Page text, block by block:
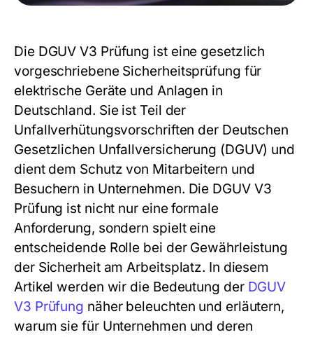
Die DGUV V3 Prüfung ist eine gesetzlich
vorgeschriebene Sicherheitsprüfung für
elektrische Geräte und Anlagen in
Deutschland. Sie ist Teil der
Unfallverhütungsvorschriften der Deutschen
Gesetzlichen Unfallversicherung (DGUV) und
dient dem Schutz von Mitarbeitern und
Besuchern in Unternehmen. Die DGUV V3
Prüfung ist nicht nur eine formale
Anforderung, sondern spielt eine
entscheidende Rolle bei der Gewährleistung
der Sicherheit am Arbeitsplatz. In diesem
Artikel werden wir die Bedeutung der DGUV
V3 Prüfung näher beleuchten und erläutern,
warum sie für Unternehmen und deren